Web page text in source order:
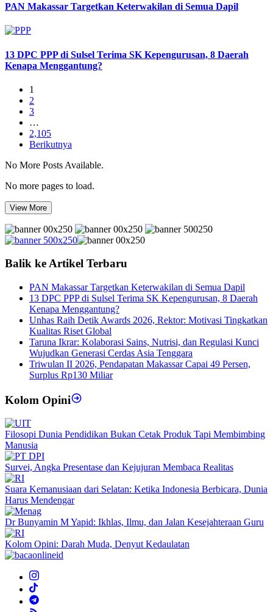
PAN Makassar Targetkan Keterwakilan di Semua Dapil
13 DPC PPP di Sulsel Terima SK Kepengurusan, 8 Daerah
Kenapa Menggantung?
1
2
3
…
2,105
Berikutnya
No More Posts Available.
No more pages to load.
View More
Balik ke Artikel Terbaru
PAN Makassar Targetkan Keterwakilan di Semua Dapil
13 DPC PPP di Sulsel Terima SK Kepengurusan, 8 Daerah
Kenapa Menggantung?
Unhas Raih Detik Awards 2026, Rektor: Motivasi Tingkatkan
Kualitas Riset Global
Taruna Ikrar: Kolaborasi Sains, Nutrisi, dan Regulasi Kunci
Wujudkan Generasi Cerdas Asia Tenggara
Triwulan II 2026, Pendapatan Makassar Capai 49 Persen,
Surplus Rp130 Miliar
Kolom Opini
Filosopi Dunia Pendidikan Bukan Cetak Produk Tapi Membimbing
Manusia
Survei, Angka Presentase dan Kejujuran Membaca Realitas
Suara Kemanusiaan dari Selatan: Ketika Indonesia Berbicara, Dunia
Harus Mendengar
Dr Bunyamin M Yapid: Ikhlas, Ilmu, dan Jalan Kesejahteraan Guru
Kolom Opini: Darah Muda, Denyut Kedaulatan